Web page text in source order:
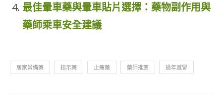
最佳暈車藥與暈車貼片選擇：藥物副作用與
藥師乘車安全建議
居家常備藥 指示藥 止痛藥 藥師推薦 過年感冒